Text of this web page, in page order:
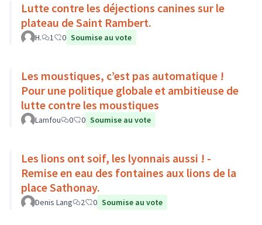
Lutte contre les déjections canines sur le
plateau de Saint Rambert.
H. 1 0 Soumise au vote
Les moustiques, c’est pas automatique !
Pour une politique globale et ambitieuse de
lutte contre les moustiques
Lamfou 0 0 Soumise au vote
Les lions ont soif, les lyonnais aussi ! -
Remise en eau des fontaines aux lions de la
place Sathonay.
Denis Lang 2 0 Soumise au vote